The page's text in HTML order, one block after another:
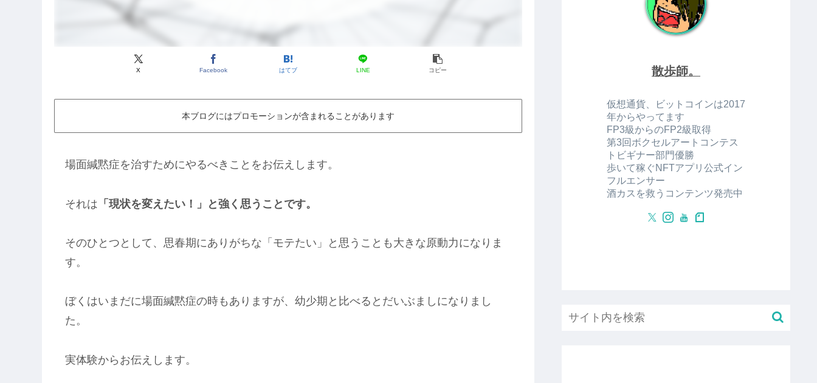
X Facebook はてブ LINE コピー
本ブログにはプロモーションが含まれることがあります
場面緘黙症を治すためにやるべきことをお伝えします。
それは 「現状を変えたい！」と強く思うことです。
そのひとつとして、思春期にありがちな「モテたい」と思うことも大きな原動力になりま
す。
ぼくはいまだに場面緘黙症の時もありますが、幼少期と比べるとだいぶましになりまし
た。
実体験からお伝えします。
散歩師。
仮想通貨、ビットコインは2017
年からやってます
FP3級からのFP2級取得
第3回ボクセルアートコンテス
トビギナー部門優勝
歩いて稼ぐNFTアプリ公式イン
フルエンサー
酒カスを救うコンテンツ発売中